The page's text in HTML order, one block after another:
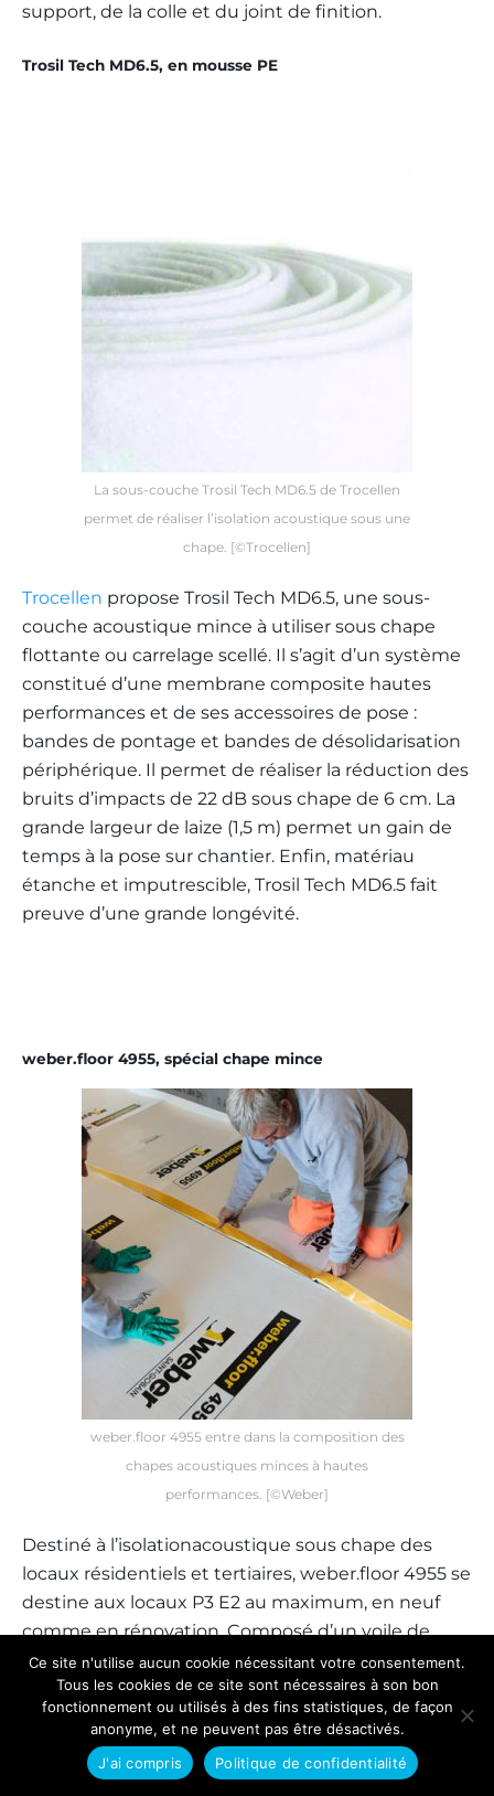
support, de la colle et du joint de finition.
Trosil Tech MD6.5, en mousse PE
La sous-couche Trosil Tech MD6.5 de Trocellen
permet de réaliser l’isolation acoustique sous une
chape. [©Trocellen]
Trocellen propose Trosil Tech MD6.5, une sous-
couche acoustique mince à utiliser sous chape
flottante ou carrelage scellé. Il s’agit d’un système
constitué d’une membrane composite hautes
performances et de ses accessoires de pose :
bandes de pontage et bandes de désolidarisation
périphérique. Il permet de réaliser la réduction des
bruits d’impacts de 22 dB sous chape de 6 cm. La
grande largeur de laize (1,5 m) permet un gain de
temps à la pose sur chantier. Enfin, matériau
étanche et imputrescible, Trosil Tech MD6.5 fait
preuve d’une grande longévité.
weber.floor 4955, spécial chape mince
weber.floor 4955 entre dans la composition des
chapes acoustiques minces à hautes
performances. [©Weber]
Destiné à l’isolationacoustique sous chape des
locaux résidentiels et tertiaires, weber.floor 4955 se
destine aux locaux P3 E2 au maximum, en neuf
comme en rénovation. Composé d’un voile de
verre revêtu sur chaque face d’un film
polyéthylène, il peut être mis en œuvre sous
chape fluide ciment ou anhydrite comme sous
chape traditionnelle. D’une épaisseur de 2,5 mm, il
s’associe également avec la chape mince
Ce site n'utilise aucun cookie nécessitant votre consentement.
Tous les cookies de ce site sont nécessaires à son bon
fonctionnement ou utilisés à des fins statistiques, de façon
anonyme, et ne peuvent pas être désactivés.
J'ai compris
Politique de confidentialité